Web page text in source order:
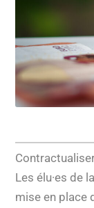
Les élu·es de
mise en place